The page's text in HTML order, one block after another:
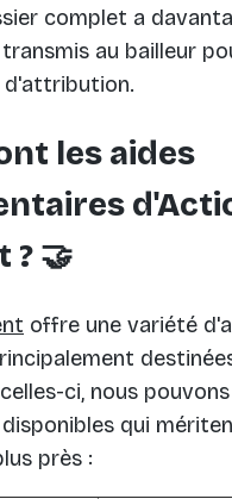
complet a
au bailleur
d'attribution.
les aides
? 🤝
offre une variété
ci, nous
disponibles qui
près :